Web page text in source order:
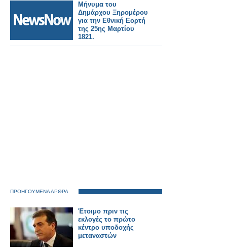
Μήνυμα του
Δημάρχου Ξηρομέρου
για την Εθνική Εορτή
της 25ης Μαρτίου
1821.
ΠΡΟΗΓΟΥΜΕΝΑ ΑΡΘΡΑ
Έτοιμο πριν τις
εκλογές το πρώτο
κέντρο υποδοχής
μεταναστών